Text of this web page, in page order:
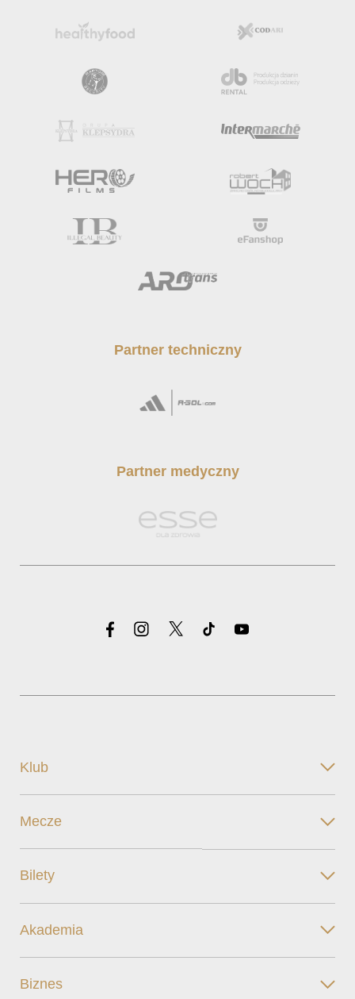
Partner techniczny
Partner medyczny
Klub
Mecze
Bilety
Akademia
Biznes